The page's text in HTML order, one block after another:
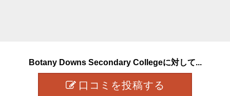
Botany Downs Secondary Collegeに対して...
口コミを投稿する